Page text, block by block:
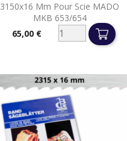
3150x16 Mm Pour Scie MADO
MKB 653/654
65,00 €